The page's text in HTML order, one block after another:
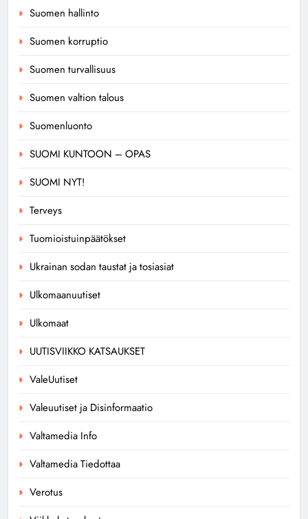
Suomen hallinto
Suomen korruptio
Suomen turvallisuus
Suomen valtion talous
Suomenluonto
SUOMI KUNTOON – OPAS
SUOMI NYT!
Terveys
Tuomioistuinpäätökset
Ukrainan sodan taustat ja tosiasiat
Ulkomaanuutiset
Ulkomaat
UUTISVIIKKO KATSAUKSET
ValeUutiset
Valeuutiset ja Disinformaatio
Valtamedia Info
Valtamedia Tiedottaa
Verotus